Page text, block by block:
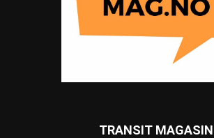
TRANSIT MAGASIN